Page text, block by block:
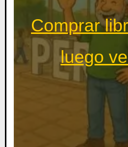
Comprar
luego